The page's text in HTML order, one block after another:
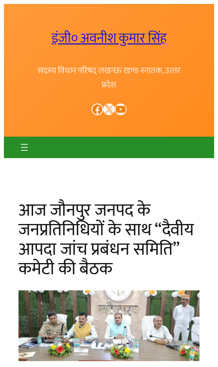
इंजी० अवनीश कुमार सिंह
सदस्य विधान परिषद् लखनऊ खण्ड-स्नातक, उत्त्तर
प्रदेश
Facebook X YouTube
आज जौनपुर जनपद के
जनप्रतिनिधियों के साथ “दैवीय
आपदा जांच प्रबंधन समिति”
कमेटी की बैठक